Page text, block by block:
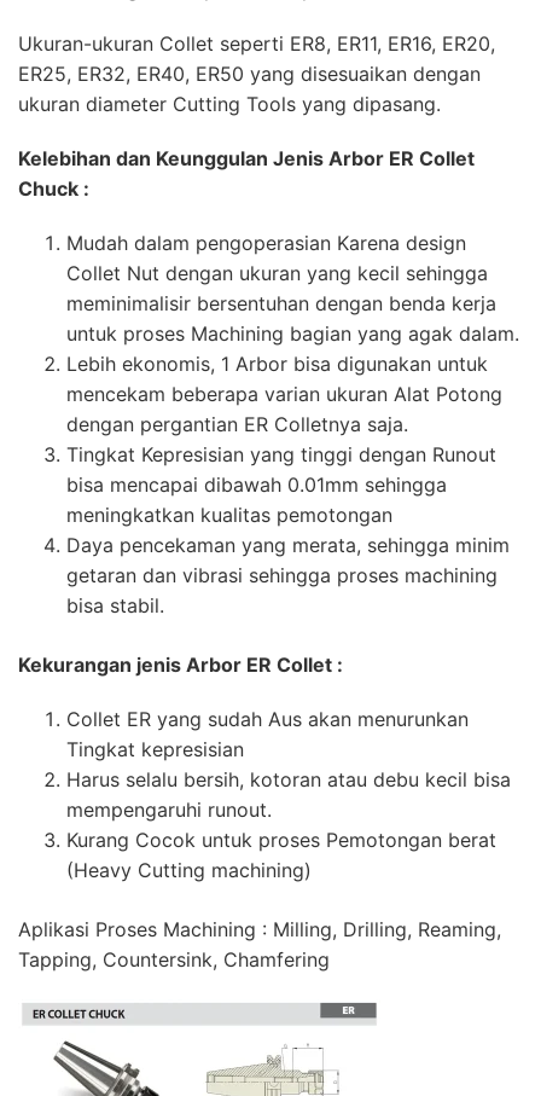
Ukuran-ukuran Collet seperti ER8, ER11, ER16, ER20,
ER25, ER32, ER40, ER50 yang disesuaikan dengan
ukuran diameter Cutting Tools yang dipasang.
Kelebihan dan Keunggulan Jenis Arbor ER Collet
Chuck :
Mudah dalam pengoperasian Karena design
Collet Nut dengan ukuran yang kecil sehingga
meminimalisir bersentuhan dengan benda kerja
untuk proses Machining bagian yang agak dalam.
Lebih ekonomis, 1 Arbor bisa digunakan untuk
mencekam beberapa varian ukuran Alat Potong
dengan pergantian ER Colletnya saja.
Tingkat Kepresisian yang tinggi dengan Runout
bisa mencapai dibawah 0.01mm sehingga
meningkatkan kualitas pemotongan
Daya pencekaman yang merata, sehingga minim
getaran dan vibrasi sehingga proses machining
bisa stabil.
Kekurangan jenis Arbor ER Collet :
Collet ER yang sudah Aus akan menurunkan
Tingkat kepresisian
Harus selalu bersih, kotoran atau debu kecil bisa
mempengaruhi runout.
Kurang Cocok untuk proses Pemotongan berat
(Heavy Cutting machining)
Aplikasi Proses Machining : Milling, Drilling, Reaming,
Tapping, Countersink, Chamfering